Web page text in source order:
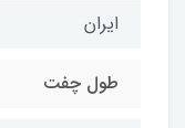
ایران
طول چفت